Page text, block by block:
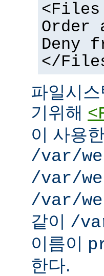
Order
Deny
</
파일시
기위해
이 사용
/var/
/var/
/var/
같이 /
이름이
한다.